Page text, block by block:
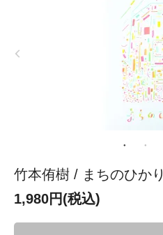
竹本侑樹 / まちのひかり
1,980円(税込)